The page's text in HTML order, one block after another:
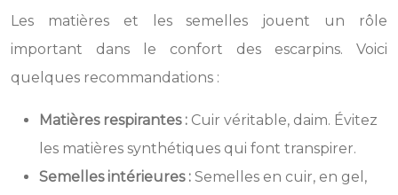
Les matières et les semelles jouent un rôle
important dans le confort des escarpins. Voici
quelques recommandations :
Matières respirantes : Cuir véritable, daim. Évitez
les matières synthétiques qui font transpirer.
Semelles intérieures : Semelles en cuir, en gel,